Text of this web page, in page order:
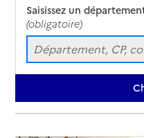
Saisissez un
(obligatoire)